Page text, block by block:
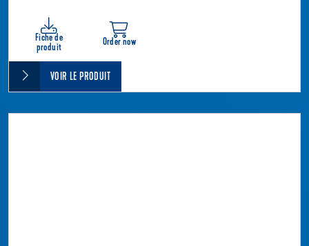
Fiche de
produit
Order now
VOIR LE PRODUIT